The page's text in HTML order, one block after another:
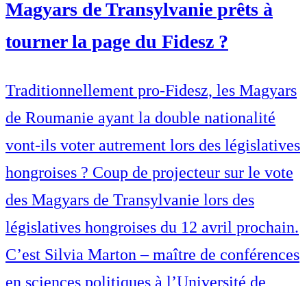
Magyars de Transylvanie prêts à
tourner la page du Fidesz ?
Traditionnellement pro-Fidesz, les Magyars
de Roumanie ayant la double nationalité
vont-ils voter autrement lors des législatives
hongroises ? Coup de projecteur sur le vote
des Magyars de Transylvanie lors des
législatives hongroises du 12 avril prochain.
C’est Silvia Marton – maître de conférences
en sciences politiques à l’Université de